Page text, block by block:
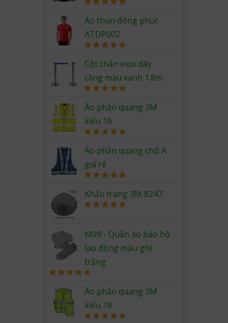
out of 5
Áo thun đồng phục
ATDP002
out of 5
Cột chắn inox dây
căng màu xanh 1.8m
out of 5
Áo phản quang 3M
kiểu 16
out of 5
Áo phản quang chữ A
giá rẻ
out of 5
Khẩu trang 3M 8247
M09 - Quần áo bảo hộ
lao động màu ghi
trắng
out of 5
Áo phản quang 3M
kiểu 18